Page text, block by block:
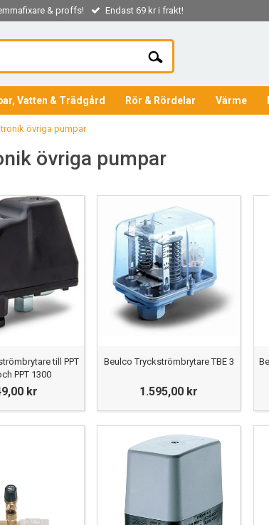
& proffs! Endast 69 kr i frakt!
Vatten & Trädgård Rör & Rördelar Värme
övriga pumpar
övriga pumpar
till PPT
PPT 1300
kr
Beulco Tryckströmbrytare TBE 3
1.595,00 kr